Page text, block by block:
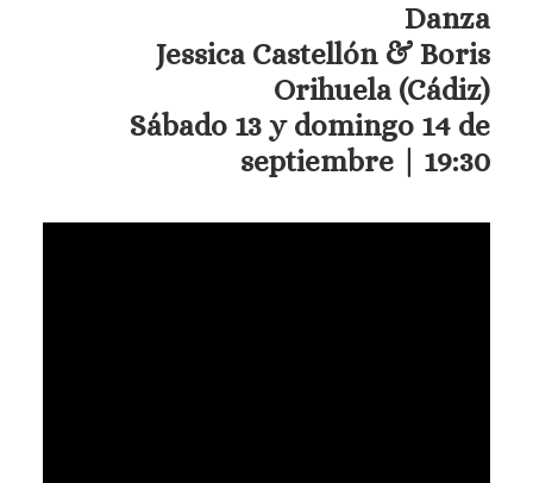
Danza
Jessica Castellón & Boris
Orihuela (Cádiz)
Sábado 13 y domingo 14 de
septiembre | 19:30